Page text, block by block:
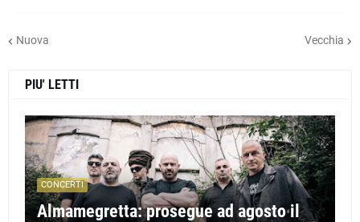
Nuova Vecchia
PIU' LETTI
CONCERTI
Almamegretta: prosegue ad agosto il